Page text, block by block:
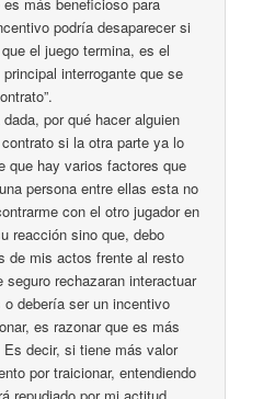
podría desaparecer si
el juego termina, es el
interrogante que se
por qué hacer alguien
si la otra parte ya lo
que hay varios factores que
persona entre ellas esta no
con el otro jugador en
reacción sino que, debo
de mis actos frente al resto
rechazaran interactuar
debería ser un incentivo
es razonar que es más
decir, si tiene más valor
por traicionar, entendiendo
repudiado por mi actitud